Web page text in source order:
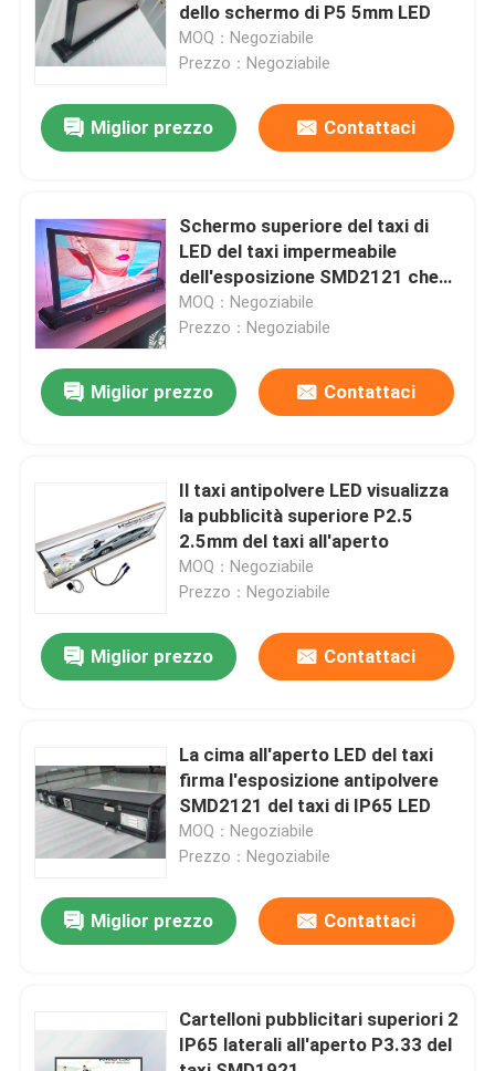
Spettacolo VR
Su di noi
Controllo della qualità
Contattaci
Notizie
Esposizione principale colore pieno all'aperto
dello schermo di P5 5mm LED
MOQ：Negoziabile
Prezzo：Negoziabile
Miglior prezzo Contattaci
Schermo superiore del taxi di
LED del taxi impermeabile
dell'esposizione SMD2121 che
annuncia P5
MOQ：Negoziabile
Prezzo：Negoziabile
Miglior prezzo Contattaci
Il taxi antipolvere LED visualizza
la pubblicità superiore P2.5
2.5mm del taxi all'aperto
MOQ：Negoziabile
Prezzo：Negoziabile
Miglior prezzo Contattaci
La cima all'aperto LED del taxi
firma l'esposizione antipolvere
SMD2121 del taxi di IP65 LED
MOQ：Negoziabile
Prezzo：Negoziabile
Miglior prezzo Contattaci
Cartelloni pubblicitari superiori 2
IP65 laterali all'aperto P3.33 del